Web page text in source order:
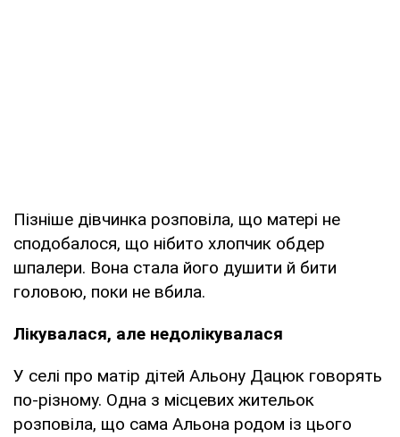
Пізніше дівчинка розповіла, що матері не
сподобалося, що нібито хлопчик обдер
шпалери. Вона стала його душити й бити
головою, поки не вбила.
Лікувалася, але недолікувалася
У селі про матір дітей Альону Дацюк говорять
по-різному. Одна з місцевих жительок
розповіла, що сама Альона родом із цього